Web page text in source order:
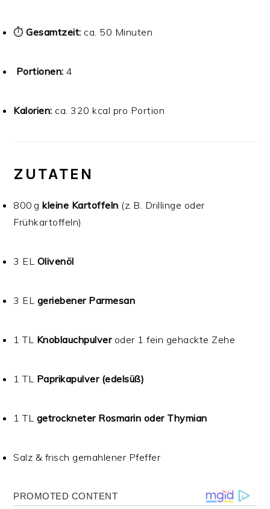
⏱Gesamtzeit: ca. 50 Minuten
Portionen: 4
Kalorien: ca. 320 kcal pro Portion
ZUTATEN
800 gkleine Kartoffeln (z. B. Drillinge oder
Frühkartoffeln)
3 EL Olivenöl
3 EL geriebener Parmesan
1 TL Knoblauchpulveroder 1 fein gehackte Zehe
1 TL Paprikapulver (edelsüß)
1 TL getrockneter Rosmarin oder Thymian
Salz & frisch gemahlener Pfeffer